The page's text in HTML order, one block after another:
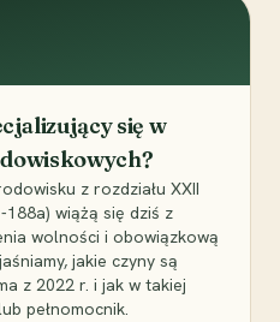
się w
z rozdziału XXII
wiążą się dziś z
wolności i obowiązkową
jakie czyny są
z 2022 r. i jak w takiej
pełnomocnik.